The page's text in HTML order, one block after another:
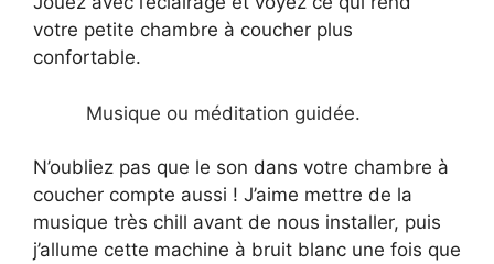
votre petite chambre à coucher plus
confortable.
Musique ou méditation guidée.
N’oubliez pas que le son dans votre chambre à
coucher compte aussi ! J’aime mettre de la
musique très chill avant de nous installer, puis
j’allume cette machine à bruit blanc une fois que